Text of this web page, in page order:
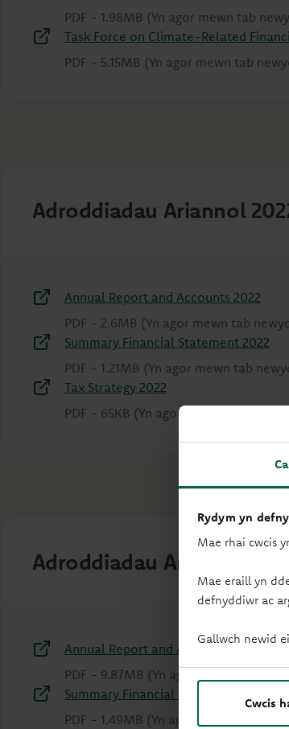
Rydym yn
Mae rhai cwcis
Mae eraill yn
defnyddiwr ac
Gallwch newid
Cwcis
PDF - 1.98MB (Yn agor mewn tab
Task Force on Climate-Related
PDF - 5.15MB (Yn agor mewn tab
Adroddiadau Ariannol
Annual Report and Accounts 2022
PDF - 2.6MB (Yn agor mewn tab
Summary Financial Statement 2022
PDF - 1.21MB (Yn agor mewn tab
Tax Strategy 2022
PDF - 65KB (Yn agor mewn tab newydd)
Adroddiadau Ariannol 2021
Annual Report and Accounts 2021
PDF - 9.87MB (Yn agor mewn tab
Summary Financial Statement 2021
PDF - 1.49MB (Yn agor mewn tab